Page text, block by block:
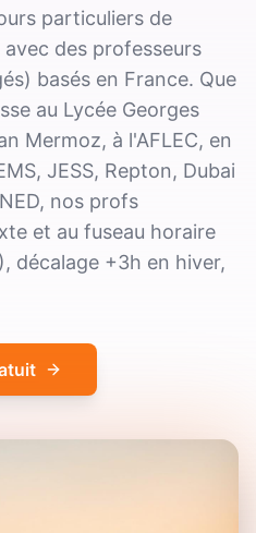
particuliers de
des professeurs
basés en France. Que
au Lycée Georges
Mermoz, à l'AFLEC, en
JESS, Repton, Dubai
nos profs
et au fuseau horaire
décalage +3h en hiver,